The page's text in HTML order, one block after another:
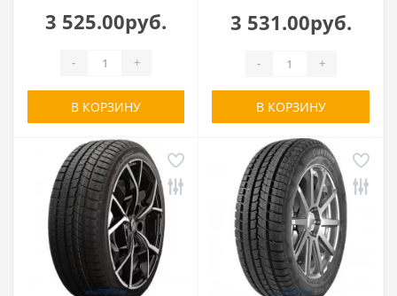
3 525.00руб.
- +
В КОРЗИНУ
3 531.00руб.
- +
В КОРЗИНУ